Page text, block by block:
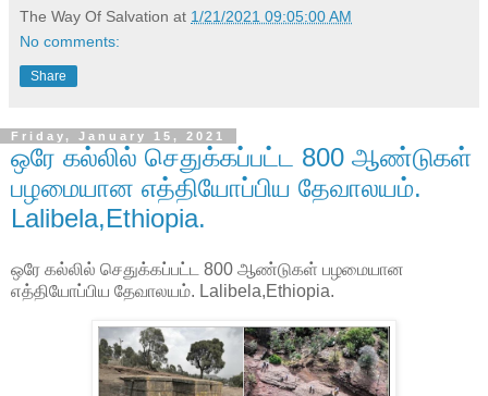
The Way Of Salvation at 1/21/2021 09:05:00 AM
No comments:
Share
Friday, January 15, 2021
ஒரே கல்லில் செதுக்கப்பட்ட 800 ஆண்டுகள்
பழமையான எத்தியோப்பிய தேவாலயம்.
Lalibela,Ethiopia.
ஒரே கல்லில் செதுக்கப்பட்ட 800 ஆண்டுகள் பழமையான
எத்தியோப்பிய தேவாலயம். Lalibela,Ethiopia.